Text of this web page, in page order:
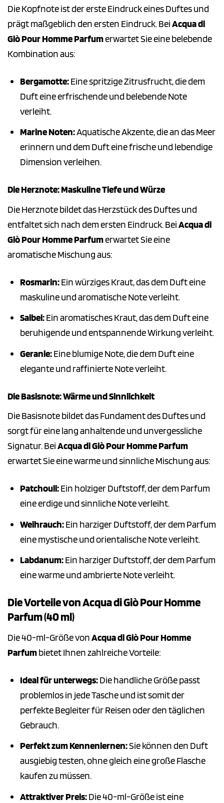
Die Kopfnote ist der erste Eindruck eines Duftes und
prägt maßgeblich den ersten Eindruck. BeiAcqua di
Giò Pour Homme Parfumerwartet Sie eine belebende
Kombination aus:
Bergamotte:Eine spritzige Zitrusfrucht, die dem
Duft eine erfrischende und belebende Note
verleiht.
Marine Noten:Aquatische Akzente, die an das Meer
erinnern und dem Duft eine frische und lebendige
Dimension verleihen.
Die Herznote: Maskuline Tiefe und Würze
Die Herznote bildet das Herzstück des Duftes und
entfaltet sich nach dem ersten Eindruck. BeiAcqua di
Giò Pour Homme Parfumerwartet Sie eine
aromatische Mischung aus:
Rosmarin:Ein würziges Kraut, das dem Duft eine
maskuline und aromatische Note verleiht.
Salbei:Ein aromatisches Kraut, das dem Duft eine
beruhigende und entspannende Wirkung verleiht.
Geranie:Eine blumige Note, die dem Duft eine
elegante und raffinierte Note verleiht.
Die Basisnote: Wärme und Sinnlichkeit
Die Basisnote bildet das Fundament des Duftes und
sorgt für eine lang anhaltende und unvergessliche
Signatur. BeiAcqua di Giò Pour Homme Parfum
erwartet Sie eine warme und sinnliche Mischung aus:
Patchouli:Ein holziger Duftstoff, der dem Parfum
eine erdige und sinnliche Note verleiht.
Weihrauch:Ein harziger Duftstoff, der dem Parfum
eine mystische und orientalische Note verleiht.
Labdanum:Ein harziger Duftstoff, der dem Parfum
eine warme und ambrierte Note verleiht.
Die Vorteile von Acqua di Giò Pour Homme
Parfum (40 ml)
Die 40-ml-Größe vonAcqua di Giò Pour Homme
Parfumbietet Ihnen zahlreiche Vorteile:
Ideal für unterwegs:Die handliche Größe passt
problemlos in jede Tasche und ist somit der
perfekte Begleiter für Reisen oder den täglichen
Gebrauch.
Perfekt zum Kennenlernen:Sie können den Duft
ausgiebig testen, ohne gleich eine große Flasche
kaufen zu müssen.
Attraktiver Preis:Die 40-ml-Größe ist eine